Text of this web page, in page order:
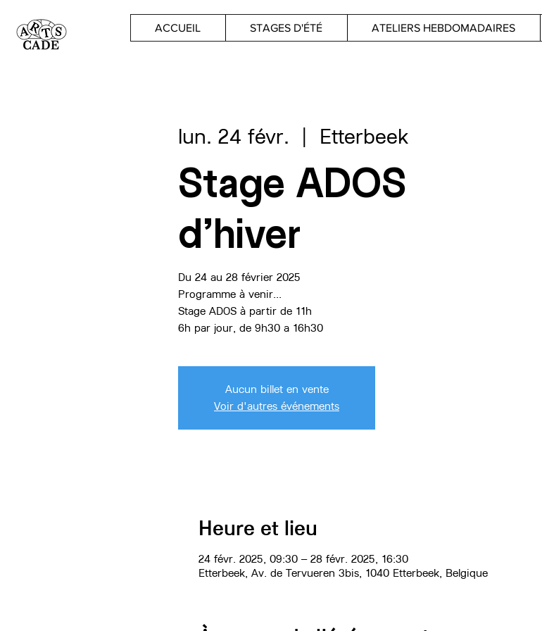
ACCUEIL STAGES D'ÉTÉ ATELIERS HEBDOMADAIRES
lun. 24 févr. Etterbeek
Stage ADOS
d'hiver
Du 24 au 28 février 2025
Programme à venir...
Stage ADOS à partir de 11h
6h par jour, de 9h30 a 16h30
Aucun billet en vente
Voir d'autres événements
Heure et lieu
24 févr. 2025, 09:30 – 28 févr. 2025, 16:30
Etterbeek, Av. de Tervueren 3bis, 1040 Etterbeek, Belgique